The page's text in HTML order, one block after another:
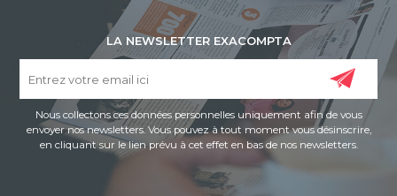
LA NEWSLETTER EXACOMPTA
Nous collectons ces données personnelles uniquement afin de vous
envoyer nos newsletters. Vous pouvez à tout moment vous désinscrire,
en cliquant sur le lien prévu à cet effet en bas de nos newsletters.